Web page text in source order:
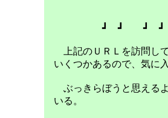
┛　┛　　┛　┛　　┛
上記のＵＲＬを訪問して
いくつかあるので、気に
ぶっきらぼうと思えるよ
いる。